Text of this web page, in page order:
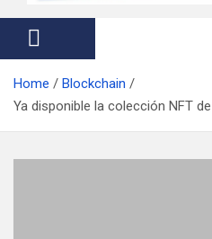
Home
Blockchain
Ya disponible la colección NFT